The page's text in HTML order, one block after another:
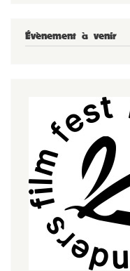
Évènement à venir